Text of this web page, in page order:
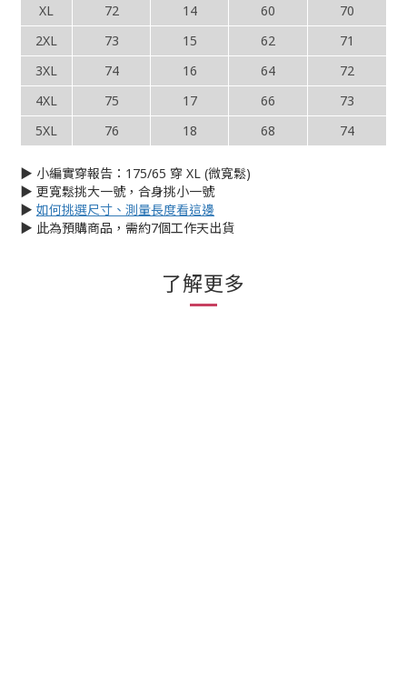
XL
72 14 60
70
2XL
73 15 62
71
3XL
74 16 64
72
4XL
75 17 66
73
5XL
76 18 68 74
▶︎ 小編實穿報告：175/65 穿 XL (微寬鬆)
▶︎ 更寬鬆挑大一號，合身挑小一號
▶︎ 如何挑選尺寸、測量長度看這邊
▶︎ 此為預購商品，需約7個工作天出貨
了解更多